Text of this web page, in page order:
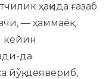
ҳақида ғазаб
— ҳаммаёқ
кейин
да.
йўқ, деявериб,